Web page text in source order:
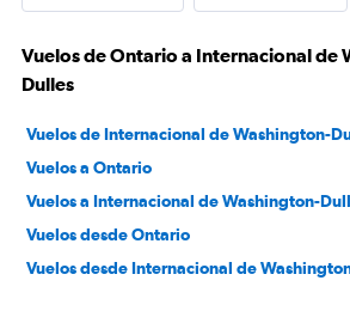
Vuelos de Ontario a Internacional de
Dulles
Vuelos de Internacional de Washington-
Vuelos a Ontario
Vuelos a Internacional de Washington-
Vuelos desde Ontario
Vuelos desde Internacional de